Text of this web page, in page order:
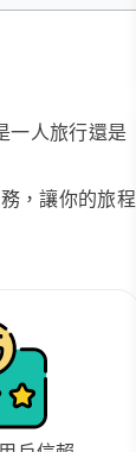
一人旅行還是
，讓你的旅程